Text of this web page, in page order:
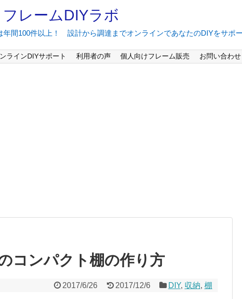
レームDIYラボ
年間100件以上！ 設計から調達までオンラインであなたのDIYをサポ
ラインDIYサポート 利用者の声 個人向けフレーム販売 お問い合わせ
コンパクト棚の作り方
2017/6/26 2017/12/6 DIY, 収納, 棚